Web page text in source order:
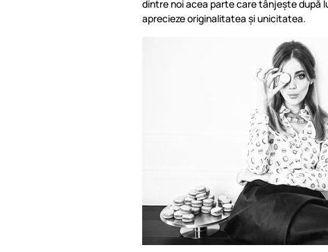
dintre noi acea parte care tânjește după
aprecieze originalitatea și unicitatea.